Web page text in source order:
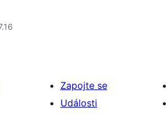
Zapojte se
Události